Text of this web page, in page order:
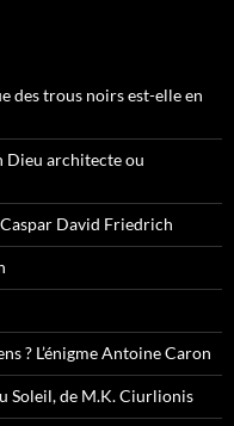
des trous noirs est-elle en
Dieu architecte ou
David Friedrich
? L’énigme Antoine Caron
Soleil, de M.K. Ciurlionis